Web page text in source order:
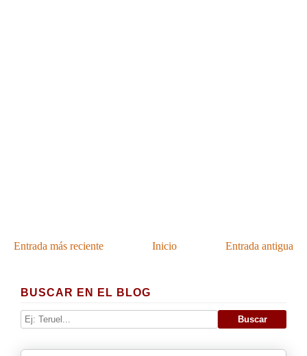
Entrada más reciente Entrada antigua
Inicio
BUSCAR EN EL BLOG